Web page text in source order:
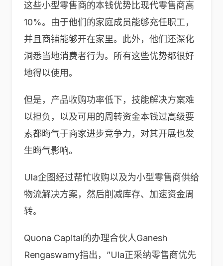
这些小型零售商的本钱优势比现代零售商高
10%。由于他们的家庭成员能够充任职工，
并且商铺能够开在家里。此外，他们还深化
洞悉当地消费者行为。所有这些优势都很好
地得以使用。
但是，产品收购功率低下，技能解决方案难
以担负，以及可用的周转资金本钱过高级要
素都晦气于商家进步竞争力，对其开展也发
生晦气影响。
Ula企图经过帮忙收购以及为小型零售商供给
物流解决方案，然后削减库存、加速资金周
转。
Quona Capital的办理合伙人Ganesh
Rengaswamy指出，”Ula正采纳零售商优先